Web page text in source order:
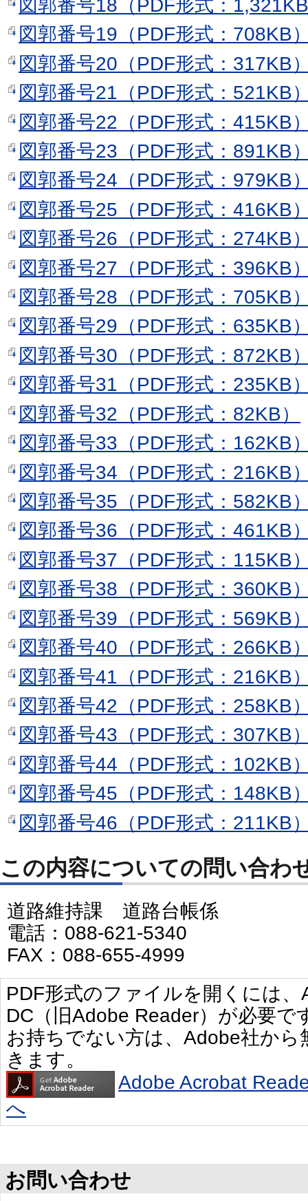
図郭番号18（PDF形式：
図郭番号19（PDF形式：708KB
図郭番号20（PDF形式：317KB
図郭番号21（PDF形式：521KB
図郭番号22（PDF形式：415KB
図郭番号23（PDF形式：891KB
図郭番号24（PDF形式：979KB
図郭番号25（PDF形式：416KB
図郭番号26（PDF形式：274KB
図郭番号27（PDF形式：396KB
図郭番号28（PDF形式：705KB
図郭番号29（PDF形式：635KB
図郭番号30（PDF形式：872KB
図郭番号31（PDF形式：235KB
図郭番号32（PDF形式：82KB）
図郭番号33（PDF形式：162KB
図郭番号34（PDF形式：216KB
図郭番号35（PDF形式：582KB
図郭番号36（PDF形式：461KB
図郭番号37（PDF形式：115KB
図郭番号38（PDF形式：360KB
図郭番号39（PDF形式：569KB
図郭番号40（PDF形式：266KB
図郭番号41（PDF形式：216KB
図郭番号42（PDF形式：258KB
図郭番号43（PDF形式：307KB
図郭番号44（PDF形式：102KB
図郭番号45（PDF形式：148KB
図郭番号46（PDF形式：211KB
この内容についての問い合わ
道路維持課 道路台帳係
電話：088-621-5340
FAX：088-655-4999
PDF形式のファイルを開くには
DC（旧Adobe Reader）が必要で
お持ちでない方は、Adobe社か
きます。
Adobe Acrobat
へ
お問い合わせ